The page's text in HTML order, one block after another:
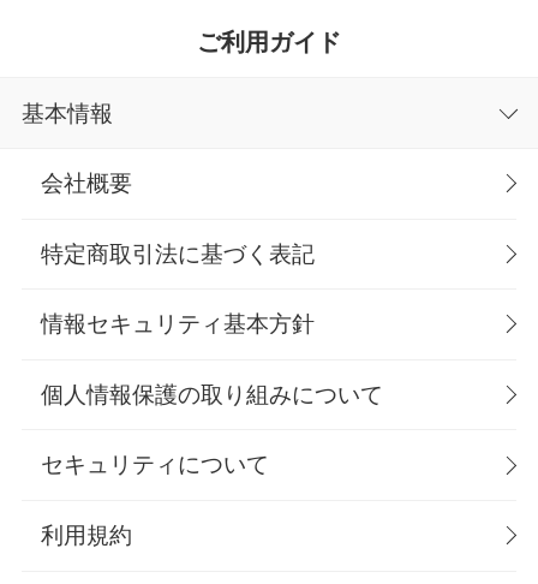
ご利用ガイド
基本情報
会社概要
特定商取引法に基づく表記
情報セキュリティ基本方針
個人情報保護の取り組みについて
セキュリティについて
利用規約